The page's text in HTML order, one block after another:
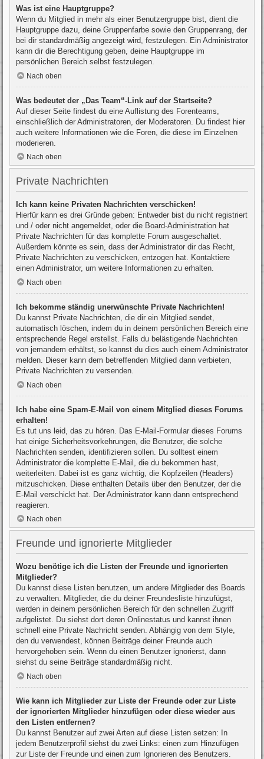
Was ist eine Hauptgruppe?
Wenn du Mitglied in mehr als einer Benutzergruppe bist, dient die
Hauptgruppe dazu, deine Gruppenfarbe sowie den Gruppenrang, der
bei dir standardmäßig angezeigt wird, festzulegen. Ein Administrator
kann dir die Berechtigung geben, deine Hauptgruppe im
persönlichen Bereich selbst festzulegen.
Nach oben
Was bedeutet der „Das Team“-Link auf der Startseite?
Auf dieser Seite findest du eine Auflistung des Forenteams,
einschließlich der Administratoren, der Moderatoren. Du findest hier
auch weitere Informationen wie die Foren, die diese im Einzelnen
moderieren.
Nach oben
Private Nachrichten
Ich kann keine Privaten Nachrichten verschicken!
Hierfür kann es drei Gründe geben: Entweder bist du nicht registriert
und / oder nicht angemeldet, oder die Board-Administration hat
Private Nachrichten für das komplette Forum ausgeschaltet.
Außerdem könnte es sein, dass der Administrator dir das Recht,
Private Nachrichten zu verschicken, entzogen hat. Kontaktiere
einen Administrator, um weitere Informationen zu erhalten.
Nach oben
Ich bekomme ständig unerwünschte Private Nachrichten!
Du kannst Private Nachrichten, die dir ein Mitglied sendet,
automatisch löschen, indem du in deinem persönlichen Bereich eine
entsprechende Regel erstellst. Falls du belästigende Nachrichten
von jemandem erhältst, so kannst du dies auch einem Administrator
melden. Dieser kann dem betreffenden Mitglied dann verbieten,
Private Nachrichten zu versenden.
Nach oben
Ich habe eine Spam-E-Mail von einem Mitglied dieses Forums
erhalten!
Es tut uns leid, das zu hören. Das E-Mail-Formular dieses Forums
hat einige Sicherheitsvorkehrungen, die Benutzer, die solche
Nachrichten senden, identifizieren sollen. Du solltest einem
Administrator die komplette E-Mail, die du bekommen hast,
weiterleiten. Dabei ist es ganz wichtig, die Kopfzeilen (Headers)
mitzuschicken. Diese enthalten Details über den Benutzer, der die
E-Mail verschickt hat. Der Administrator kann dann entsprechend
reagieren.
Nach oben
Freunde und ignorierte Mitglieder
Wozu benötige ich die Listen der Freunde und ignorierten
Mitglieder?
Du kannst diese Listen benutzen, um andere Mitglieder des Boards
zu verwalten. Mitglieder, die du deiner Freundesliste hinzufügst,
werden in deinem persönlichen Bereich für den schnellen Zugriff
aufgelistet. Du siehst dort deren Onlinestatus und kannst ihnen
schnell eine Private Nachricht senden. Abhängig von dem Style,
den du verwendest, können Beiträge deiner Freunde auch
hervorgehoben sein. Wenn du einen Benutzer ignorierst, dann
siehst du seine Beiträge standardmäßig nicht.
Nach oben
Wie kann ich Mitglieder zur Liste der Freunde oder zur Liste
der ignorierten Mitglieder hinzufügen oder diese wieder aus
den Listen entfernen?
Du kannst Benutzer auf zwei Arten auf diese Listen setzen: In
jedem Benutzerprofil siehst du zwei Links: einen zum Hinzufügen
zur Liste der Freunde und einen zum Ignorieren des Benutzers.